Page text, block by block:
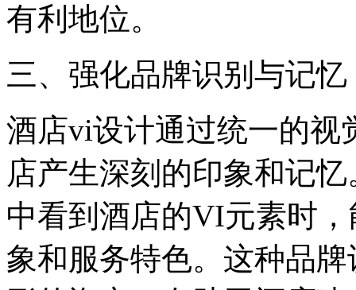
有利地位。
三、强化品牌识别与记忆
酒店vi设计通过统一的视
店产生深刻的印象和记
中看到酒店的VI元素时
象和服务特色。这种品